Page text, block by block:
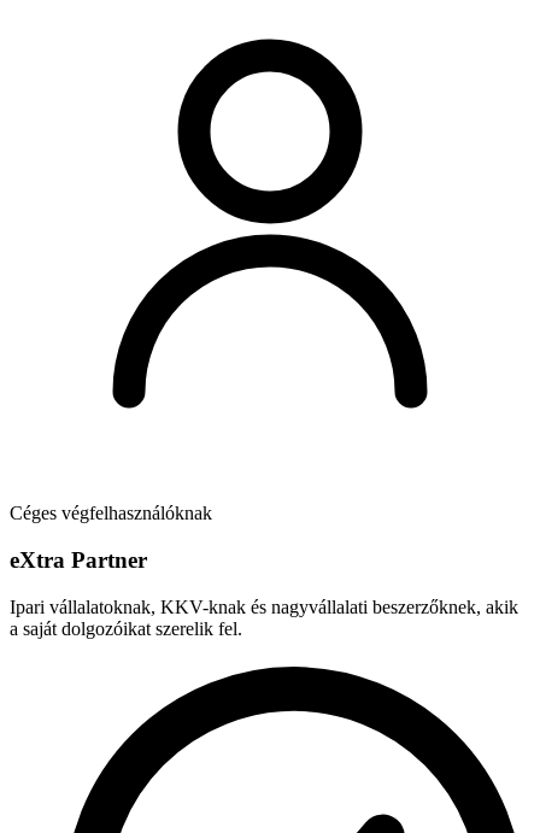
Céges végfelhasználóknak
eXtra Partner
Ipari vállalatoknak, KKV-knak és nagyvállalati beszerzőknek, akik
a saját dolgozóikat szerelik fel.